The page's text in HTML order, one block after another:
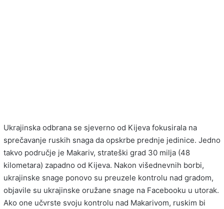
Ukrajinska odbrana se sjeverno od Kijeva fokusirala na
sprečavanje ruskih snaga da opskrbe prednje jedinice. Jedno
takvo područje je Makariv, strateški grad 30 milja (48
kilometara) zapadno od Kijeva. Nakon višednevnih borbi,
ukrajinske snage ponovo su preuzele kontrolu nad gradom,
objavile su ukrajinske oružane snage na Facebooku u utorak.
Ako one učvrste svoju kontrolu nad Makarivom, ruskim bi